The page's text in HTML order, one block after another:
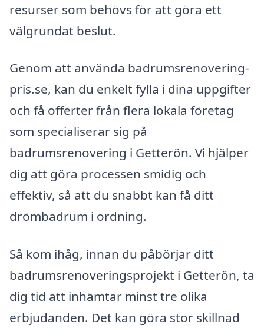
resurser som behövs för att göra ett
välgrundat beslut.
Genom att använda badrumsrenovering-
pris.se, kan du enkelt fylla i dina uppgifter
och få offerter från flera lokala företag
som specialiserar sig på
badrumsrenovering i Getterön. Vi hjälper
dig att göra processen smidig och
effektiv, så att du snabbt kan få ditt
drömbadrum i ordning.
Så kom ihåg, innan du påbörjar ditt
badrumsrenoveringsprojekt i Getterön, ta
dig tid att inhämtar minst tre olika
erbjudanden. Det kan göra stor skillnad